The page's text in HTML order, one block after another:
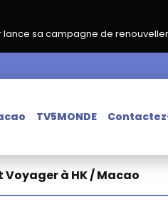
de renouvellement 2026‑2027
TV5MONDE
Voyager à HK / Macao